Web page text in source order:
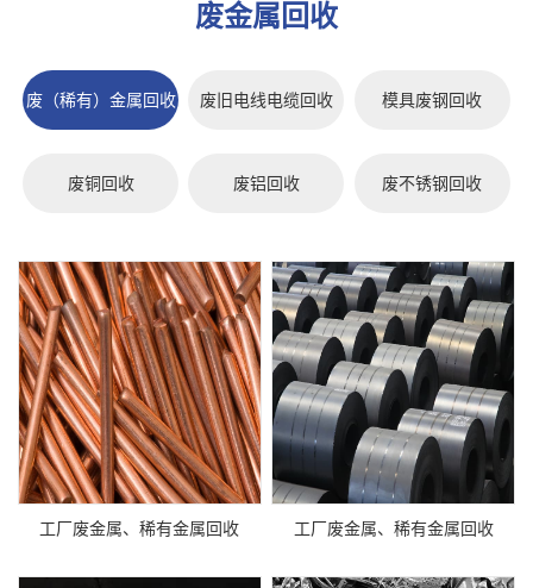
废金属回收
废（稀有）金属回收 废旧电线电缆回收 模具废钢回收
废铜回收 废铝回收 废不锈钢回收
工厂废金属、稀有金属回收 工厂废金属、稀有金属回收